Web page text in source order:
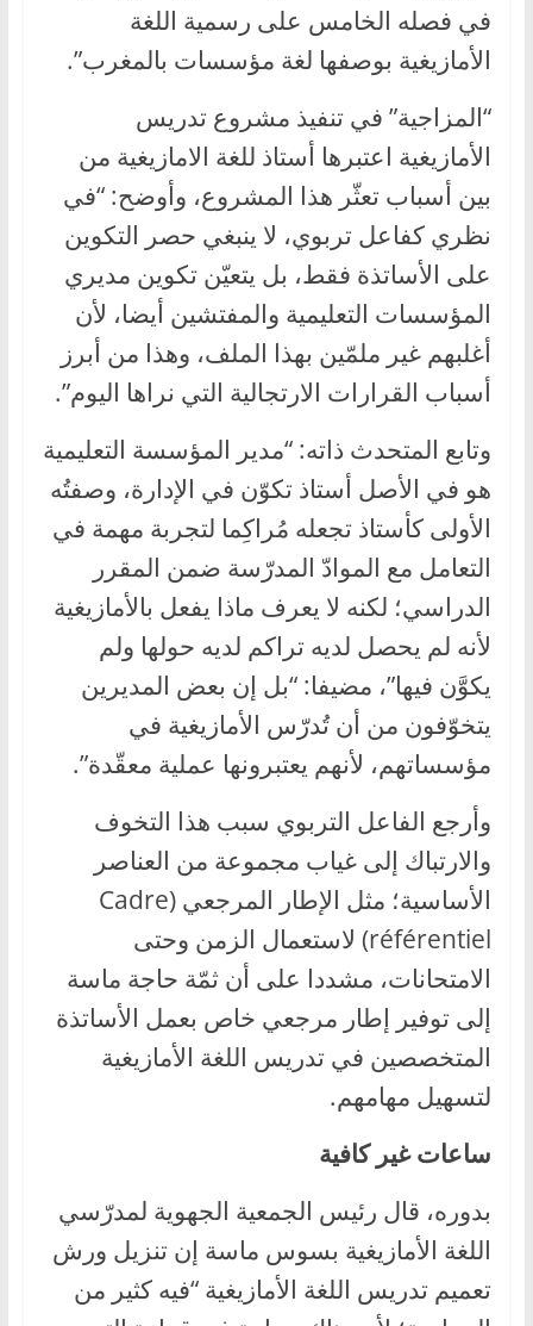
في فصله الخامس على رسمية اللغة
الأمازيغية بوصفها لغة مؤسسات بالمغرب”.
“المزاجية” في تنفيذ مشروع تدريس
الأمازيغية اعتبرها أستاذ للغة الامازيغية من
بين أسباب تعثّر هذا المشروع، وأوضح: “في
نظري كفاعل تربوي، لا ينبغي حصر التكوين
على الأساتذة فقط، بل يتعيّن تكوين مديري
المؤسسات التعليمية والمفتشين أيضا، لأن
أغلبهم غير ملمّين بهذا الملف، وهذا من أبرز
أسباب القرارات الارتجالية التي نراها اليوم”.
وتابع المتحدث ذاته: “مدير المؤسسة التعليمية
هو في الأصل أستاذ تكوّن في الإدارة، وصفتُه
الأولى كأستاذ تجعله مُراكِما لتجربة مهمة في
التعامل مع الموادّ المدرّسة ضمن المقرر
الدراسي؛ لكنه لا يعرف ماذا يفعل بالأمازيغية
لأنه لم يحصل لديه تراكم لديه حولها ولم
يكوَّن فيها”، مضيفا: “بل إن بعض المديرين
يتخوّفون من أن تُدرّس الأمازيغية في
مؤسساتهم، لأنهم يعتبرونها عملية معقّدة”.
وأرجع الفاعل التربوي سبب هذا التخوف
والارتباك إلى غياب مجموعة من العناصر
الأساسية؛ مثل الإطار المرجعي (Cadre
référentiel) لاستعمال الزمن وحتى
الامتحانات، مشددا على أن ثمّة حاجة ماسة
إلى توفير إطار مرجعي خاص بعمل الأساتذة
المتخصصين في تدريس اللغة الأمازيغية
لتسهيل مهامهم.
ساعات غير كافية
بدوره، قال رئيس الجمعية الجهوية لمدرّسي
اللغة الأمازيغية بسوس ماسة إن تنزيل ورش
تعميم تدريس اللغة الأمازيغية “فيه كثير من